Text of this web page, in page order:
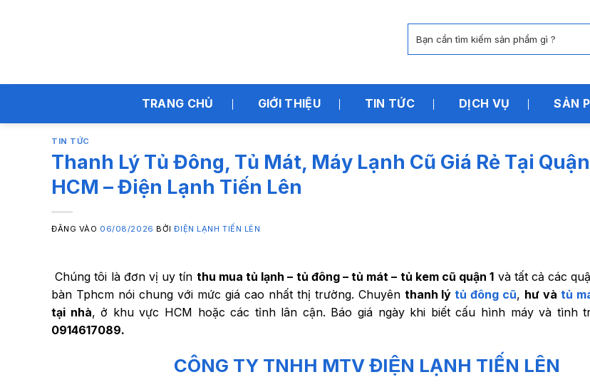
kiếm:
TRANG CHỦ GIỚI THIỆU TIN TỨC DỊCH VỤ SẢN
TIN TỨC
Thanh Lý Tủ Đông, Tủ Mát, Máy Lạnh Cũ Giá Rẻ Tại Quận
HCM – Điện Lạnh Tiến Lên
ĐĂNG VÀO 06/08/2026 BỞIĐIỆN LẠNH TIẾN LÊN
Chúng tôi là đơn vị uy tín thu mua tủ lạnh – tủ đông – tủ mát – tủ kem cũ quận 1 và tất cả các
bàn Tphcm nói chung với mức giá cao nhất thị trường. Chuyên thanh lýtủ đông cũ, hư vàtủ
tại nhà, ở khu vực HCM hoặc các tỉnh lân cận. Báo giá ngày khi biết cấu hình máy và tình
0914617089.
CÔNG TY TNHH MTV ĐIỆN LẠNH TIẾN LÊN